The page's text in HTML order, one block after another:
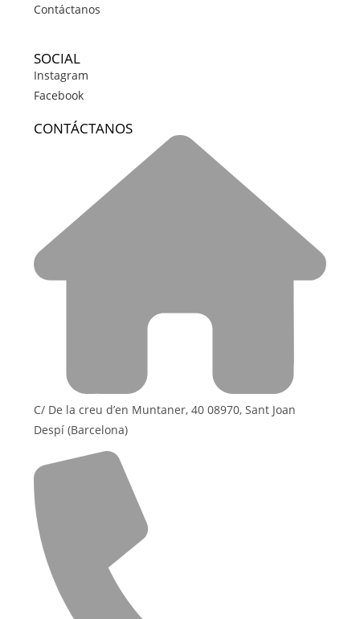
Contáctanos
SOCIAL
Instagram
Facebook
CONTÁCTANOS
C/ De la creu d’en Muntaner, 40 08970, Sant Joan
Despí (Barcelona)